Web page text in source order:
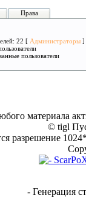
Права
22 [ Администраторы
пользователи
материала
© tigl
разрешение
- Генерация